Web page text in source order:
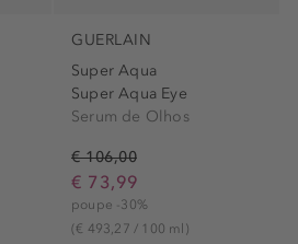
GUERLAIN
Super Aqua
Super Aqua Eye
Serum de Olhos
€ 106,00
€ 73,99
poupe -30%
(€ 493,27 / 100 ml)